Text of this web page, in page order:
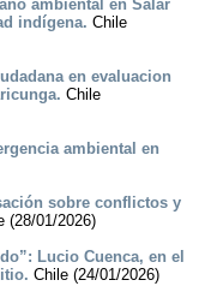
ambiental en Salar
indígena. Chile
en evaluacion
Chile
ambiental en
sobre conflictos y
(28/01/2026)
Lucio Cuenca, en el
Chile (24/01/2026)